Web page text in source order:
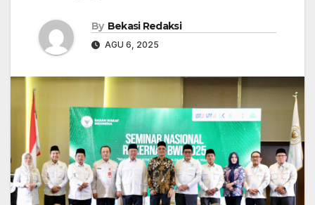
By Bekasi Redaksi
AGU 6, 2025